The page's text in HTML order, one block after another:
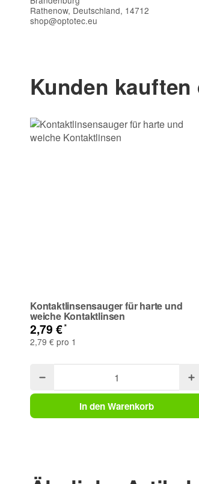
Rathenow, Deutschland, 14712
shop@optotec.eu
E-Mail
Kunden
Kontaktlinsensauger für harte und
weiche Kontaktlinsen
2,79 €*
2,79 € pro 1
In den Warenkorb